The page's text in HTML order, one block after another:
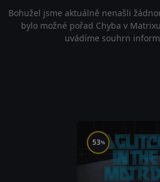
Bohužel jsme aktuálně nenašli
bylo možné pořad Chyba v
uvádíme souhrn
53%